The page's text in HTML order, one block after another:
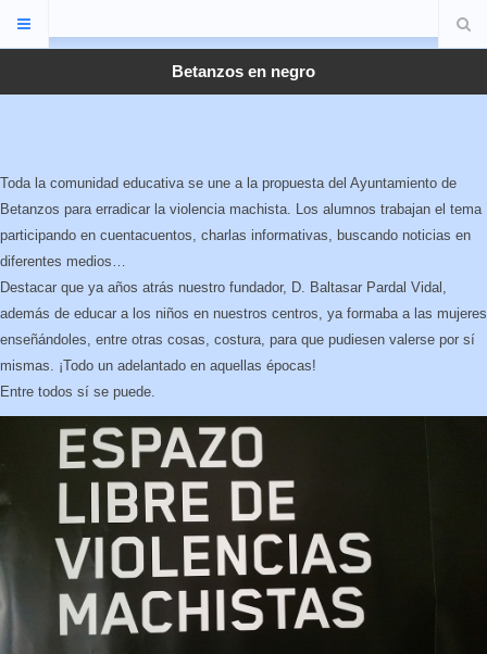
Betanzos en negro
Toda la comunidad educativa se une a la propuesta del Ayuntamiento de
Betanzos para erradicar la violencia machista. Los alumnos trabajan el tema
participando en cuentacuentos, charlas informativas, buscando noticias en
diferentes medios…
Destacar que ya años atrás nuestro fundador, D. Baltasar Pardal Vidal,
además de educar a los niños en nuestros centros, ya formaba a las mujeres
enseñándoles, entre otras cosas, costura, para que pudiesen valerse por sí
mismas. ¡Todo un adelantado en aquellas épocas!
Entre todos sí se puede.